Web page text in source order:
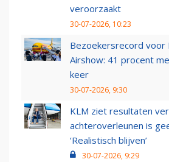
veroorzaakt
30-07-2026, 10:23
Bezoekersrecord voor
Airshow: 41 procent
keer
30-07-2026, 9:30
KLM ziet resultaten
achteroverleunen is
‘Realistisch blijven’
30-07-2026, 9:29